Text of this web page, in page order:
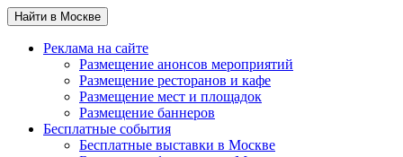
Найти в Москве
Реклама на сайте
Размещение анонсов мероприятий
Размещение ресторанов и кафе
Размещение мест и площадок
Размещение баннеров
Бесплатные события
Бесплатные выставки в Москве